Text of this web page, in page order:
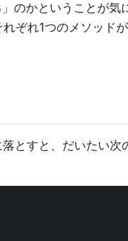
のかということが気
ぞれ1つのメソッド
とすと、だいたい次